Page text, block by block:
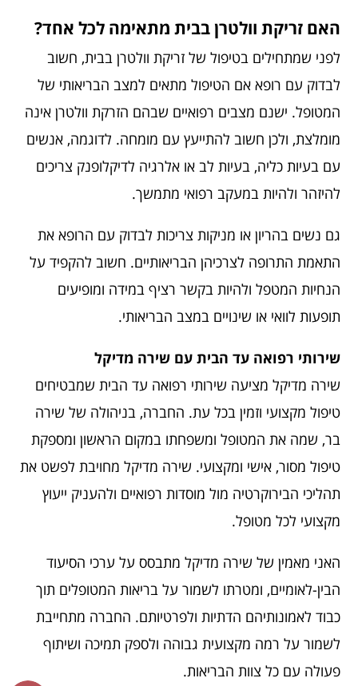
האם זריקת וולטרן בבית מתאימה לכל אחד?
לפני שמתחילים בטיפול שלזריקת וולטרן בבית, חשוב
לבדוק עם רופא אם הטיפול מתאים למצב הבריאותי של
המטופל. ישנם מצבים רפואיים שבהם הזרקת וולטרן אינה
מומלצת, ולכן חשוב להתייעץ עם מומחה. לדוגמה, אנשים
עם בעיות כליה, בעיות לב או אלרגיה לדיקלופנק צריכים
להיזהר ולהיות במעקב רפואי מתמשך.
גם נשים בהריון או מניקות צריכות לבדוק עם הרופא את
התאמת התרופה לצרכיהן הבריאותיים. חשוב להקפיד על
הנחיות המטפל ולהיות בקשר רציף במידה ומופיעים
תופעות לוואי או שינויים במצב הבריאותי.
שירותי רפואה עד הבית עם שירה מדיקל
שירה מדיקל מציעה שירותי רפואה עד הבית שמבטיחים
טיפול מקצועי וזמין בכל עת. החברה, בניהולה של שירה
בר, שמה את המטופל ומשפחתו במקום הראשון ומספקת
טיפול מסור, אישי ומקצועי. שירה מדיקל מחויבת לפשט את
תהליכי הבירוקרטיה מול מוסדות רפואיים ולהעניק ייעוץ
מקצועי לכל מטופל.
האני מאמין של שירה מדיקל מתבסס על ערכי הסיעוד
הבין-לאומיים, ומטרתו לשמור על בריאות המטופלים תוך
כבוד לאמונותיהם הדתיות ולפרטיותם. החברה מתחייבת
לשמור על רמה מקצועית גבוהה ולספק תמיכה ושיתוף
פעולה עם כל צוות הבריאות.